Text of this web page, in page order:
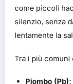
come piccoli
silenzio, senza
lentamente la
Tra i più
Piombo (Pb)